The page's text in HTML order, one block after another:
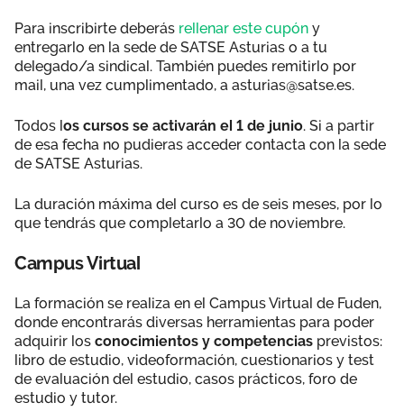
Para inscribirte deberás rellenar este cupón y
entregarlo en la sede de SATSE Asturias o a tu
delegado/a sindical. También puedes remitirlo por
mail, una vez cumplimentado, a asturias@satse.es.
Todos los cursos se activarán el 1 de junio. Si a partir
de esa fecha no pudieras acceder contacta con la sede
de SATSE Asturias.
La duración máxima del curso es de seis meses, por lo
que tendrás que completarlo a 30 de noviembre.
Campus Virtual
La formación se realiza en el Campus Virtual de Fuden,
donde encontrarás diversas herramientas para poder
adquirir los conocimientos y competencias previstos:
libro de estudio, videoformación, cuestionarios y test
de evaluación del estudio, casos prácticos, foro de
estudio y tutor.